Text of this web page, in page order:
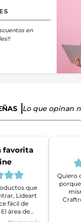
en
Lo que opinan
favorita
que
Lideart
fácil de
área de
amable y
Quiero